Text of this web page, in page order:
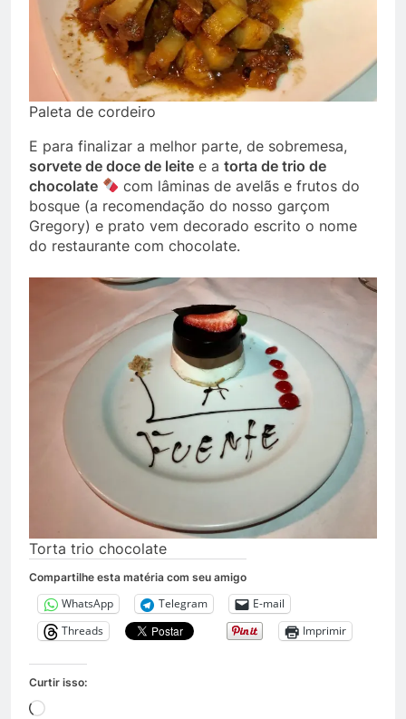
Paleta de cordeiro
E para finalizar a melhor parte, de sobremesa,
sorvete de doce de leite e a torta de trio de
chocolate
com lâminas de avelãs e frutos do
bosque (a recomendação do nosso garçom
Gregory) e prato vem decorado escrito o nome
do restaurante com chocolate.
Torta trio chocolate
Compartilhe esta matéria com seu amigo
WhatsApp Telegram
E-mail
Threads
Imprimir
Curtir isso:
Carregando...